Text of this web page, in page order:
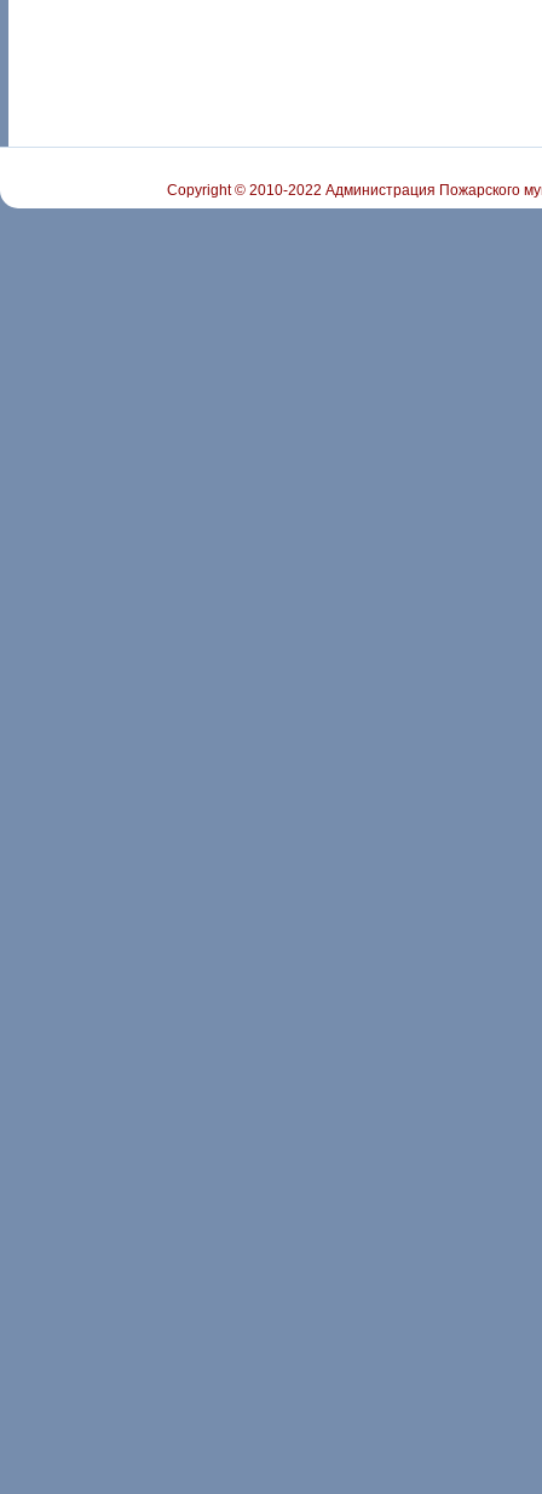
Copyright © 2010-2022 Администрация Пожарского